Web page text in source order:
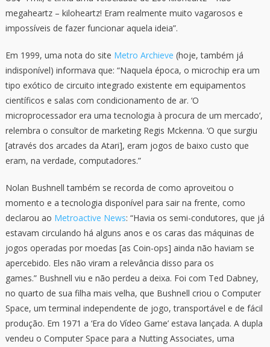
megaheartz – kiloheartz! Eram realmente muito vagarosos e
impossíveis de fazer funcionar aquela ideia”.
Em 1999, uma nota do site Metro Archieve (hoje, também já
indisponível) informava que: “Naquela época, o microchip era um
tipo exótico de circuito integrado existente em equipamentos
científicos e salas com condicionamento de ar. ‘O
microprocessador era uma tecnologia à procura de um mercado’,
relembra o consultor de marketing Regis Mckenna. ‘O que surgiu
[através dos arcades da Atari], eram jogos de baixo custo que
eram, na verdade, computadores.”
Nolan Bushnell também se recorda de como aproveitou o
momento e a tecnologia disponível para sair na frente, como
declarou ao Metroactive News: “Havia os semi-condutores, que já
estavam circulando há alguns anos e os caras das máquinas de
jogos operadas por moedas [as Coin-ops] ainda não haviam se
apercebido. Eles não viram a relevância disso para os
games.” Bushnell viu e não perdeu a deixa. Foi com Ted Dabney,
no quarto de sua filha mais velha, que Bushnell criou o Computer
Space, um terminal independente de jogo, transportável e de fácil
produção. Em 1971 a ‘Era do Vídeo Game’ estava lançada. A dupla
vendeu o Computer Space para a Nutting Associates, uma